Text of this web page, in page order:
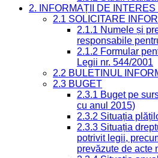
2. INFORMAȚII DE INTERES
2.1 SOLICITARE
2.1.1 Numele și
responsabile
2.1.2 Formular
Legii nr. 544/2001
2.2 BULETINUL
2.3 BUGET
2.3.1 Buget pe
cu anul 2015)
2.3.2 Situația
2.3.3 Situația
potrivit legii,
prevăzute de acte